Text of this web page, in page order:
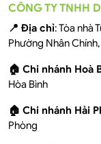
CÔNG TY TNHH
📍 Địa chỉ: Tòa nhà
Phường Nhân
🏠 Chi nhánh Hoà
Hòa Bình
🏠 Chi nhánh Hải
Phòng